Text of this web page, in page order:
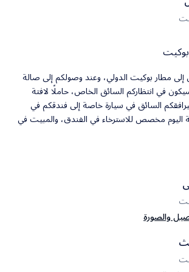
إلى مطار بوكيت الدولي، وعند وصولكم إلى صالة
في انتظاركم السائق الخاص، حاملًا لافتة
السائق في سيارة خاصة إلى فندقكم في
اليوم مخصص للاسترخاء في الفندق، والمبيت في
الإفطار في الفندق في الصباح، سنبدأ جولتنا
والصورة